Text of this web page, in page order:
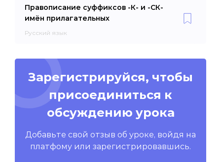
Правописание суффиксов -К- и -СК-
имён прилагательных
Русский язык
Зарегистрируйся, чтобы
присоединиться к
обсуждению урока
Добавьте свой отзыв об уроке, войдя на
платфому или зарегистрировавшись.